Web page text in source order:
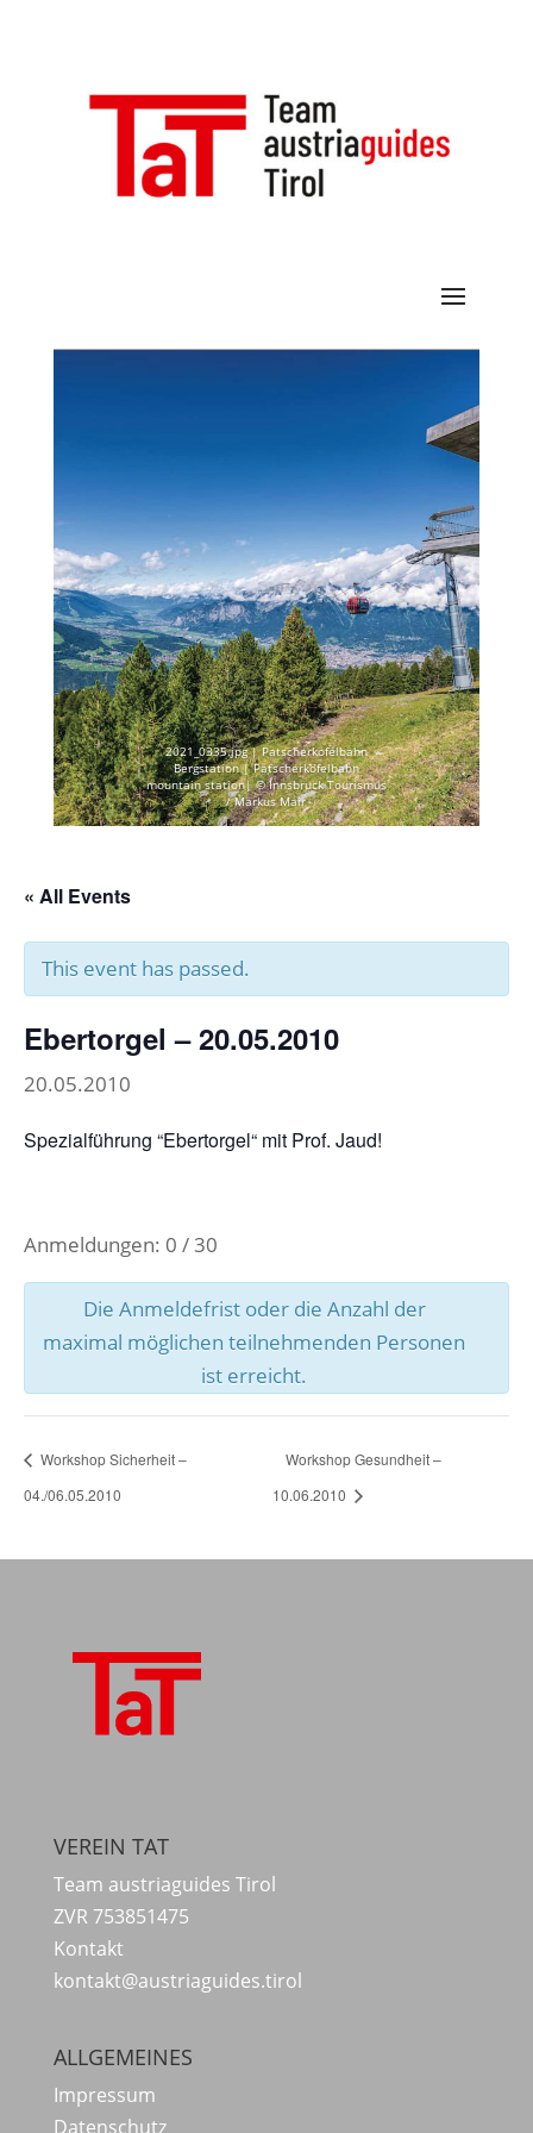
2021_0335.jpg | Patscherkofelbahn
Bergstation | Patscherkofelbahn
mountain station| © Innsbruck Tourismus
/ Markus Mair
« All Events
This event has passed.
Ebertorgel – 20.05.2010
20.05.2010
Spezialführung “Ebertorgel“ mit Prof. Jaud!
Anmeldungen: 0 / 30
Die Anmeldefrist oder die Anzahl der
maximal möglichen teilnehmenden Personen
ist erreicht.
Workshop Sicherheit –
04./06.05.2010
Workshop Gesundheit –
10.06.2010
VEREIN TAT
Team austriaguides Tirol
ZVR 753851475
Kontakt
kontakt@austriaguides.tirol
ALLGEMEINES
Impressum
Datenschutz